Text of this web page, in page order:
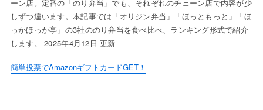
ーン店。定番の「のり弁当」でも、それぞれのチェーン店で内容が少
しずつ違います。本記事では「オリジン弁当」「ほっともっと」「ほ
っかほっか亭」の3社ののり弁当を食べ比べ、ランキング形式で紹介
します。 2025年4月12日 更新
簡単投票でAmazonギフトカードGET！